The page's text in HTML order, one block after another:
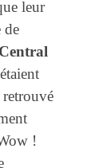
leur
de
retrouvé
!